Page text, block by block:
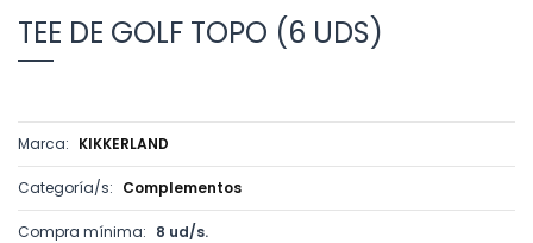
TEE DE GOLF TOPO (6 UDS)
Marca: KIKKERLAND
Categoría/s: Complementos
Compra mínima: 8 ud/s.